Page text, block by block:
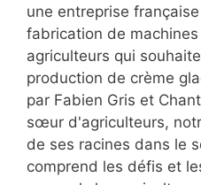
une entreprise
fabrication de
agriculteurs qui
production de crème
par Fabien Gris et
sœur d'agriculteurs,
de ses racines dans le
comprend les défis et